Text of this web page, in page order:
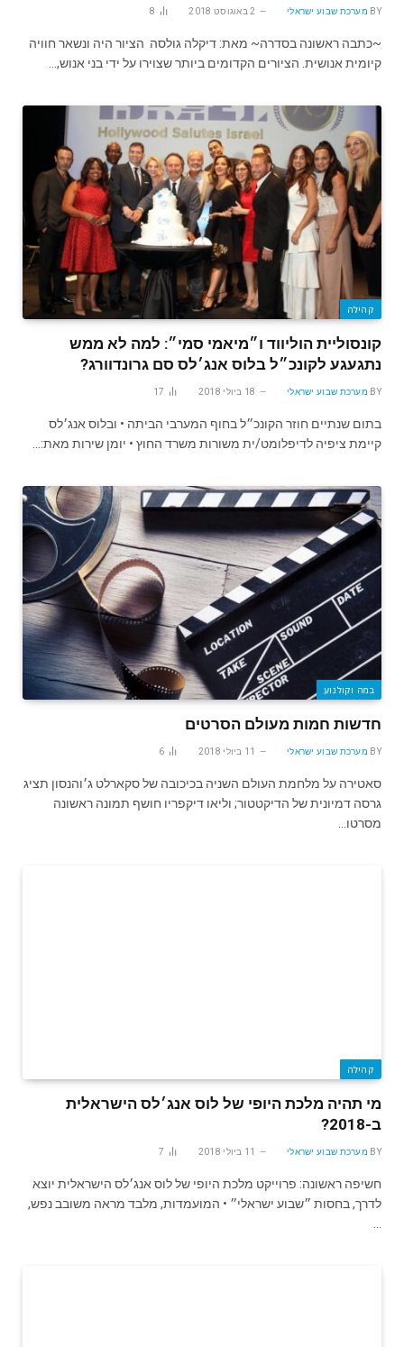
BY מערכת שבוע ישראלי 2 באוגוסט 2018 8
~כתבה ראשונה בסדרה~ מאת: דיקלה גולסה הציור היה ונשאר חוויה
קיומית אנושית. הציורים הקדומים ביותר שצוירו על ידי בני אנוש,…
קהילה
קונסוליית הוליווד ו״מיאמי סמי״: למה לא ממש
נתגעגע לקונכ״ל בלוס אנג׳לס סם גרונדוורג?
BY מערכת שבוע ישראלי 18 ביולי 2018 17
בתום שנתיים חוזר הקונכ״ל בחוף המערבי הביתה • ובלוס אנג׳לס
קיימת ציפיה לדיפלומט/ית משורות משרד החוץ • יומן שירות מאת:…
במה וקולנוע
חדשות חמות מעולם הסרטים
BY מערכת שבוע ישראלי 11 ביולי 2018 6
סאטירה על מלחמת העולם השניה בכיכובה של סקארלט ג׳והנסון תציג
גרסה דמיונית של הדיקטטור; וליאו דיקפריו חושף תמונה ראשונה
מסרטו…
קהילה
מי תהיה מלכת היופי של לוס אנג׳לס הישראלית
ב-2018?
BY מערכת שבוע ישראלי 11 ביולי 2018 7
חשיפה ראשונה: פרוייקט מלכת היופי של לוס אנג׳לס הישראלית יוצא
לדרך, בחסות ״שבוע ישראלי״ • המועמדות, מלבד מראה משובב נפש,